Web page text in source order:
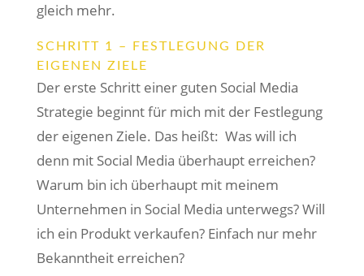
gleich mehr.
SCHRITT 1 – FESTLEGUNG DER
EIGENEN ZIELE
Der erste Schritt einer guten Social Media
Strategie beginnt für mich mit der Festlegung
der eigenen Ziele. Das heißt: Was will ich
denn mit Social Media überhaupt erreichen?
Warum bin ich überhaupt mit meinem
Unternehmen in Social Media unterwegs? Will
ich ein Produkt verkaufen? Einfach nur mehr
Bekanntheit erreichen?